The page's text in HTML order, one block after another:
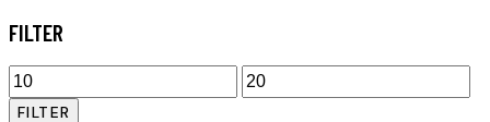
FILTER
Min.
Preis
Max.
Preis
FILTER